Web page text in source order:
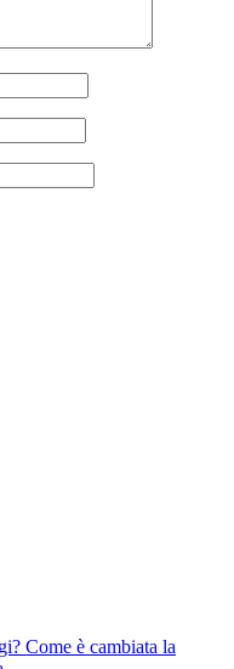
Come è cambiata la